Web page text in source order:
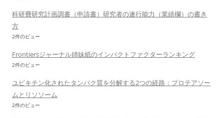
科研費研究計画調書（申請書）研究者の遂行能力（業績欄）の書き
方
2件のビュー
Frontiersジャーナル姉妹紙のインパクトファクターランキング
2件のビュー
ユビキチン化されたタンパク質を分解する2つの経路：プロテアソー
ムとリソソーム
2件のビュー